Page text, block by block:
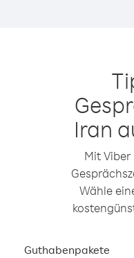
Iran
Mit
Wähle
Guthabenpakete